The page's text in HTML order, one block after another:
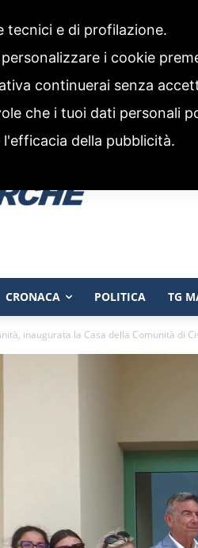
ETICO E POLITICA EDITORIALE
CRONACA POLITICA TG
inaugurata la Casa della Comunità di
tecnici e di profilazione.
i cookie
continuerai senza
che i tuoi dati personali
della pubblicità.